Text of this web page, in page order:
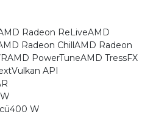
Radeon ReLiveAMD
Radeon ChillAMD Radeon
PowerTuneAMD TressFX
API
W